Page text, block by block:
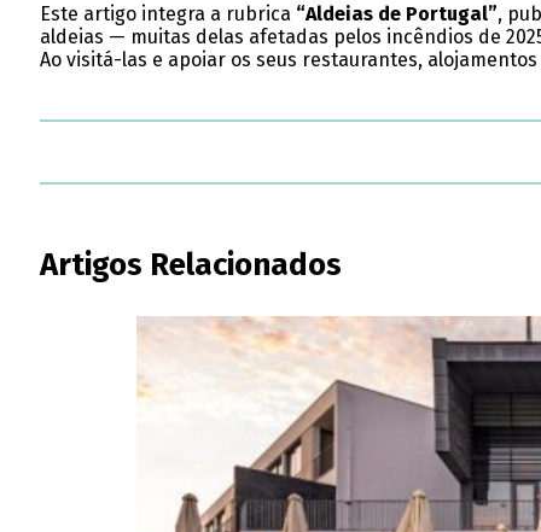
Este artigo integra a rubrica “Aldeias de Portugal”,
aldeias — muitas delas afetadas pelos incêndios de
Ao visitá-las e apoiar os seus restaurantes,
Artigos Relacionados